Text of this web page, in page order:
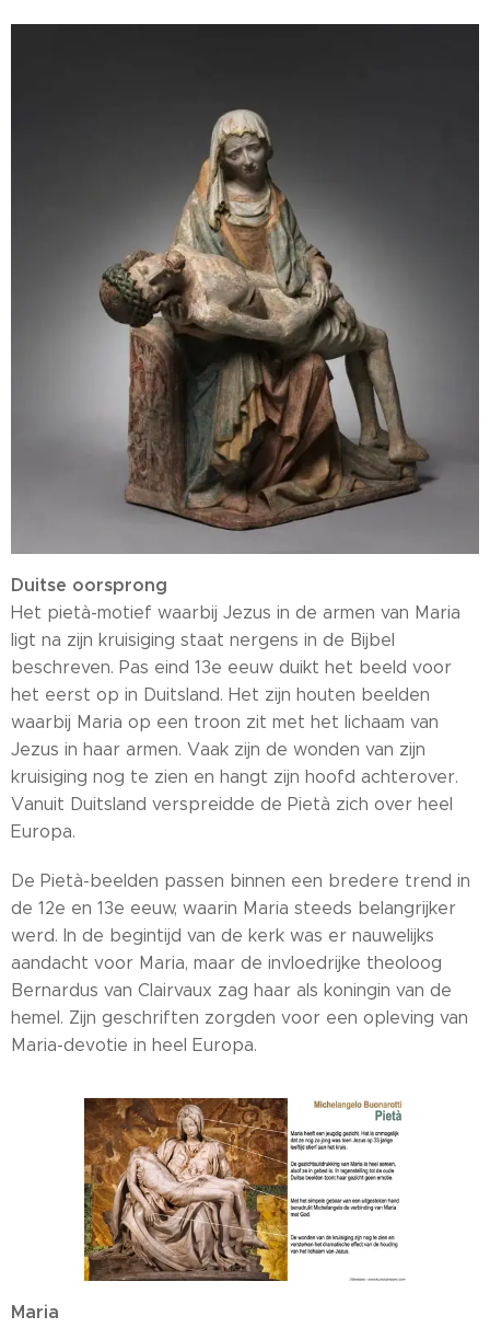
Duitse oorsprong
Het pietà-motief waarbij Jezus in de armen van Maria
ligt na zijn kruisiging staat nergens in de Bijbel
beschreven. Pas eind 13e eeuw duikt het beeld voor
het eerst op in Duitsland. Het zijn houten beelden
waarbij Maria op een troon zit met het lichaam van
Jezus in haar armen. Vaak zijn de wonden van zijn
kruisiging nog te zien en hangt zijn hoofd achterover.
Vanuit Duitsland verspreidde de Pietà zich over heel
Europa.
De Pietà-beelden passen binnen een bredere trend in
de 12e en 13e eeuw, waarin Maria steeds belangrijker
werd. In de begintijd van de kerk was er nauwelijks
aandacht voor Maria, maar de invloedrijke theoloog
Bernardus van Clairvaux zag haar als koningin van de
hemel. Zijn geschriften zorgden voor een opleving van
Maria-devotie in heel Europa.
Maria